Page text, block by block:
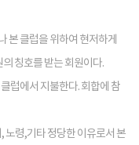
본 클럽을 위하여 현저하게
칭호를 받는 회원이다.
럽에서 지불한다. 회합에 참
노령,기타 정당한 이유로서 본